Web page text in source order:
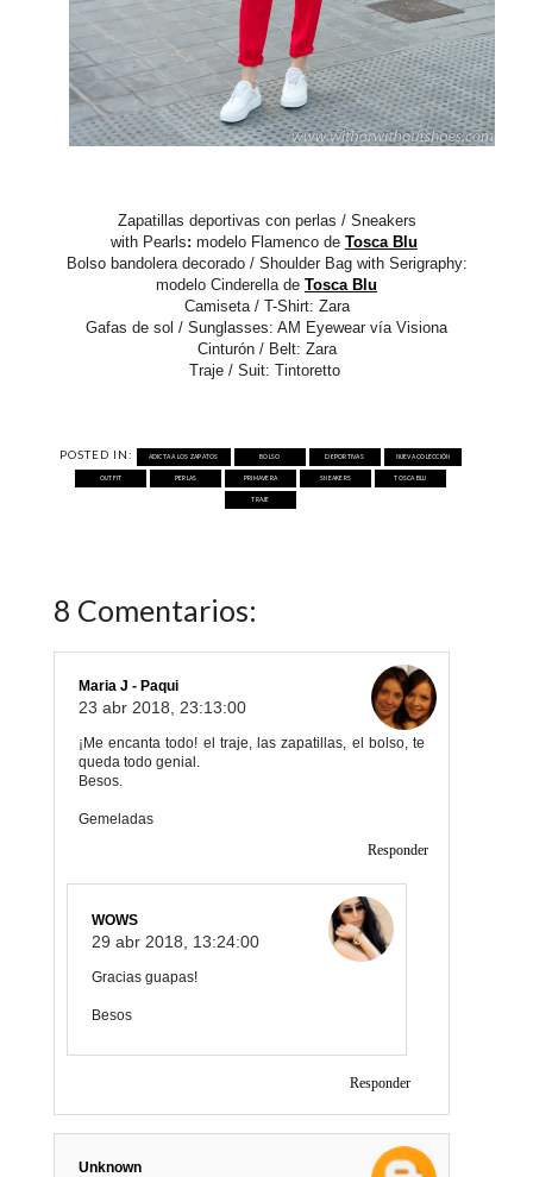
Zapatillas deportivas con perlas / Sneakers
with Pearls: modelo Flamenco de Tosca Blu
Bolso bandolera decorado / Shoulder Bag with Serigraphy:
modelo Cinderella de Tosca Blu
Camiseta / T-Shirt: Zara
Gafas de sol / Sunglasses: AM Eyewear vía Visiona
Cinturón / Belt: Zara
Traje / Suit: Tintoretto
POSTED IN: ADICTA A LOS ZAPATOS BOLSO DEPORTIVAS NUEVA COLECCIÓN
OUTFIT PERLAS PRIMAVERA SNEAKERS TOSCA BLU
TRAJE
8 Comentarios:
Maria J - Paqui
23 abr 2018, 23:13:00
¡Me encanta todo! el traje, las zapatillas, el bolso, te
queda todo genial.
Besos.
Gemeladas
Responder
WOWS
29 abr 2018, 13:24:00
Gracias guapas!
Besos
Responder
Unknown